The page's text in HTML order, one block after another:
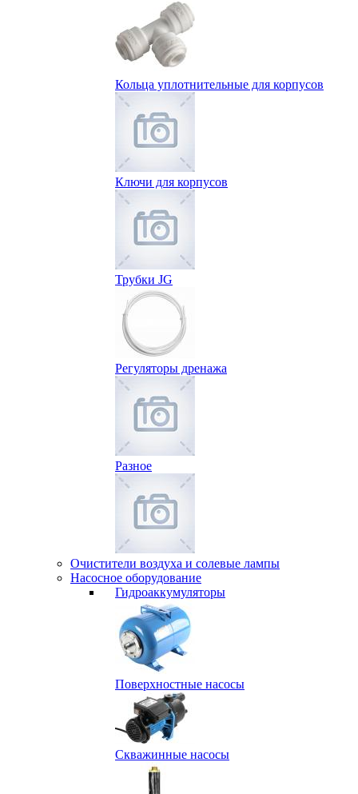
Кольца уплотнительные для корпусов
Ключи для корпусов
Трубки JG
Регуляторы дренажа
Разное
Очистители воздуха и солевые лампы
Насосное оборудование
Гидро­аккумуляторы
Поверхностные насосы
Скважинные насосы